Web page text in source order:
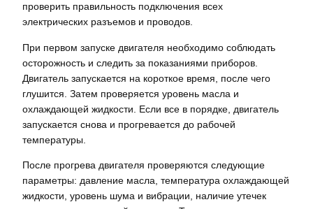
проверить правильность подключения всех
электрических разъемов и проводов.
При первом запуске двигателя необходимо соблюдать
осторожность и следить за показаниями приборов.
Двигатель запускается на короткое время, после чего
глушится. Затем проверяется уровень масла и
охлаждающей жидкости. Если все в порядке, двигатель
запускается снова и прогревается до рабочей
температуры.
После прогрева двигателя проверяются следующие
параметры: давление масла, температура охлаждающей
жидкости, уровень шума и вибрации, наличие утечек